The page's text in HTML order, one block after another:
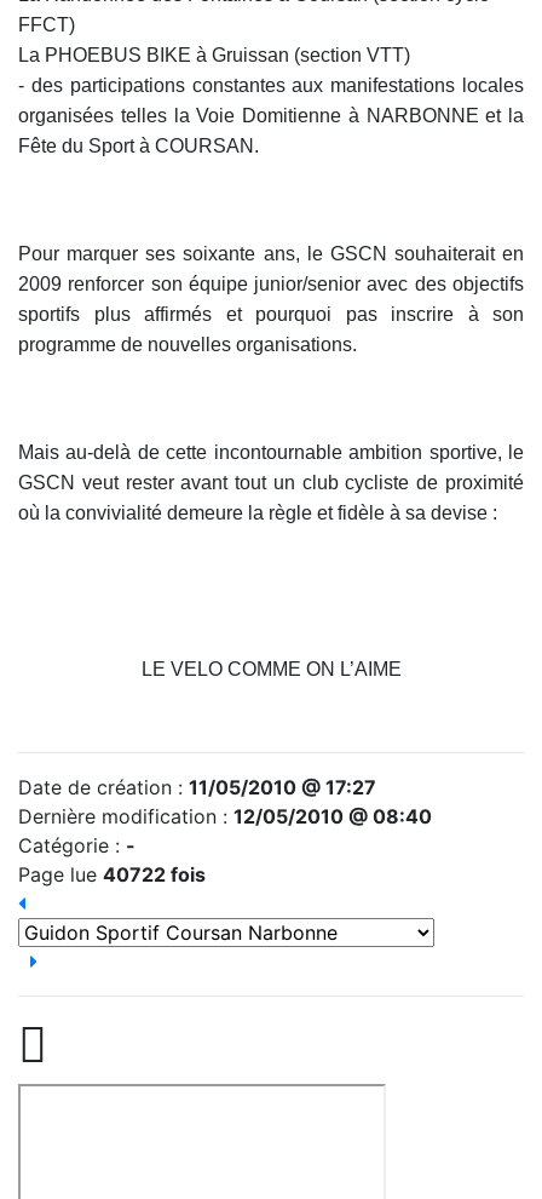
FFCT)
La PHOEBUS BIKE à Gruissan (section VTT)
- des participations constantes aux manifestations locales
organisées telles la Voie Domitienne à NARBONNE et la
Fête du Sport à COURSAN.
Pour marquer ses soixante ans, le GSCN souhaiterait en
2009 renforcer son équipe junior/senior avec des objectifs
sportifs plus affirmés et pourquoi pas inscrire à son
programme de nouvelles organisations.
Mais au-delà de cette incontournable ambition sportive, le
GSCN veut rester avant tout un club cycliste de proximité
où la convivialité demeure la règle et fidèle à sa devise :
LE VELO COMME ON L’AIME
Date de création : 11/05/2010 @ 17:27
Dernière modification : 12/05/2010 @ 08:40
Catégorie : -
Page lue 40722 fois
